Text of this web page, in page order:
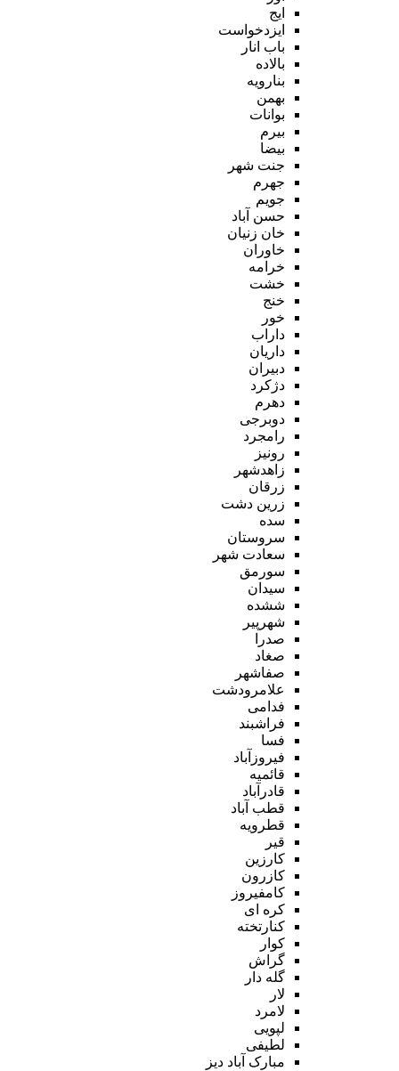
ایج
ایزدخواست
باب انار
بالاده
بنارویه
بهمن
بوانات
بیرم
بیضا
جنت شهر
جهرم
جویم
حسن آباد
خان زنیان
خاوران
خرامه
خشت
خنج
خور
داراب
داریان
دبیران
دژکرد
دهرم
دوبرجی
رامجرد
رونیز
زاهدشهر
زرقان
زرین دشت
سده
سروستان
سعادت شهر
سورمق
سیدان
ششده
شهرپیر
صدرا
صغاد
صفاشهر
علامرودشت
فدامی
فراشبند
فسا
فیروزآباد
قائمیه
قادرآباد
قطب آباد
قطرویه
قیر
کارزین
کازرون
کامفیروز
کره ای
کنارتخته
کوار
گراش
گله دار
لار
لامرد
لپویی
لطیفی
مبارک آباد دیز